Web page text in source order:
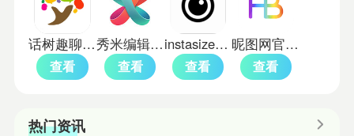
话树趣聊app
查看
秀米编辑器手机版
查看
instasize中文版
查看
昵图网官方版
查看
热门资讯